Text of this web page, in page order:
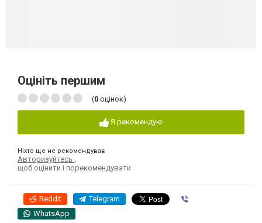
Оцініть першим
(0 оцінок)
Я рекомендую
Ніхто ще не рекомендував
Авторизуйтесь
щоб оцінити і порекомендувати
Reddit Telegram
WhatsApp